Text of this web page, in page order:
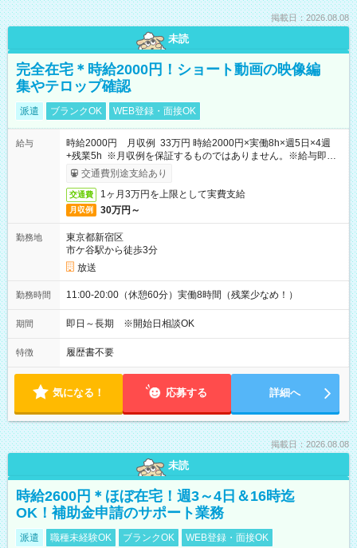
掲載日：2026.08.08
未読
完全在宅＊時給2000円！ショート動画の映像編
集やテロップ確認
派遣 ブランクOK WEB登録・面接OK
給与
時給2000円 月収例 33万円 時給2000円×実働8h×週5日×4週
+残業5h ※月収例を保証するものではありません。※給与即受
取りサービス利用可（利用条件有）
交通費別途支給あり
交通費 1ヶ月3万円を上限として実費支給
月収例 30万円～
勤務地
東京都新宿区
市ケ谷駅から徒歩3分
放送
勤務時間 11:00-20:00（休憩60分）実働8時間（残業少なめ！）
期間 即日～長期 ※開始日相談OK
特徴 履歴書不要
気になる！ 応募する 詳細へ
掲載日：2026.08.08
未読
時給2600円＊ほぼ在宅！週3～4日＆16時迄
OK！補助金申請のサポート業務
派遣 職種未経験OK ブランクOK WEB登録・面接OK